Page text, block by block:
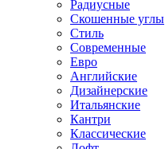
Радиусные
Скошенные углы
Стиль
Современные
Евро
Английские
Дизайнерские
Итальянские
Кантри
Классические